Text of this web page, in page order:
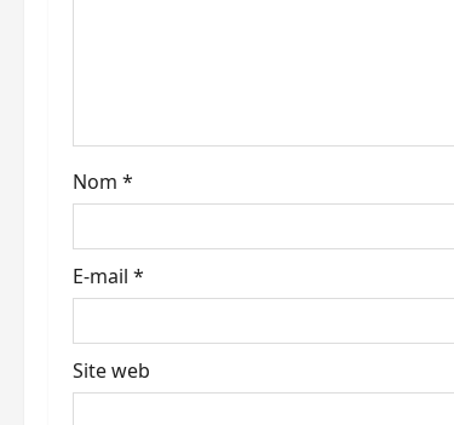
r
t
i
l
Nom *
E-mail *
Site web